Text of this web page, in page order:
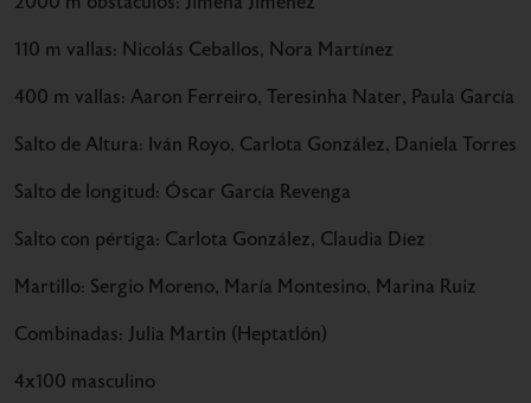
110 m vallas: Nicolás Ceballos, Nora Martínez
400 m vallas: Aaron Ferreiro, Teresinha Nater, Paula García
Salto de Altura: Iván Royo, Carlota González, Daniela Torres
Salto de longitud: Óscar García Revenga
Salto con pértiga: Carlota González, Claudia Díez
Martillo: Sergio Moreno, María Montesino, Marina Ruiz
Combinadas: Julia Martin (Heptatlón)
4x100 masculino